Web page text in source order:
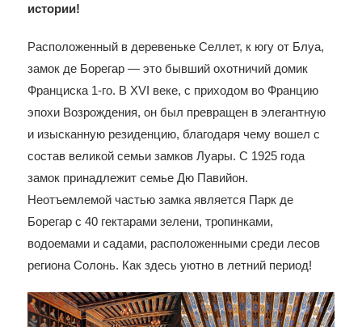
истории!
Расположенный в деревеньке Селлет, к югу от Блуа,
замок де Борегар — это бывший охотничий домик
Франциска 1-го. В XVI веке, с приходом во Францию
эпохи Возрождения, он был превращен в элегантную
и изысканную резиденцию, благодаря чему вошел с
состав великой семьи замков Луары. С 1925 года
замок принадлежит семье Дю Павийон.
Неотъемлемой частью замка является Парк де
Борегар с 40 гектарами зелени, тропинками,
водоемами и садами, расположенными среди лесов
региона Солонь. Как здесь уютно в летний период!